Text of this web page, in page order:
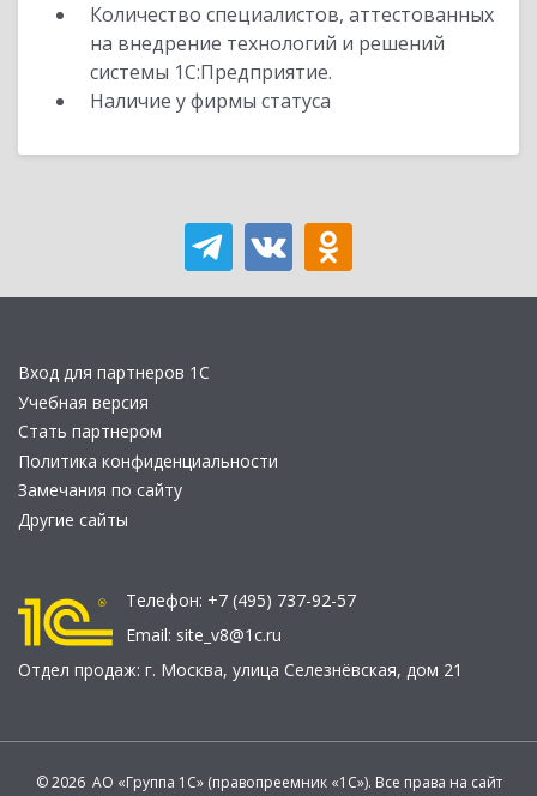
Количество специалистов, аттестованных
на внедрение технологий и решений
системы 1С:Предприятие.
Наличие у фирмы статуса
Вход для партнеров 1С
Учебная версия
Стать партнером
Политика конфиденциальности
Замечания по сайту
Другие сайты
Телефон: +7 (495) 737-92-57
Email: site_v8@1c.ru
Отдел продаж: г. Москва, улица Селезнёвская, дом 21
© 2026 АО «Группа 1С» (правопреемник «1С»). Все права на сайт